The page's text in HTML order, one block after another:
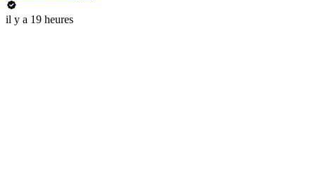
il y a 19 heures